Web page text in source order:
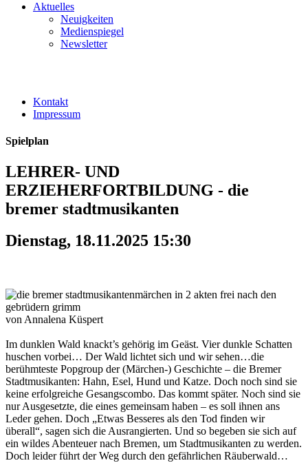
Aktuelles
Neuigkeiten
Medienspiegel
Newsletter
Kontakt
Impressum
Spielplan
LEHRER- UND
ERZIEHERFORTBILDUNG - die
bremer stadtmusikanten
Dienstag, 18.11.2025 15:30
märchen in 2 akten frei nach den
gebrüdern grimm
von Annalena Küspert
Im dunklen Wald knackt’s gehörig im Geäst. Vier dunkle Schatten
huschen vorbei… Der Wald lichtet sich und wir sehen…die
berühmteste Popgroup der (Märchen-) Geschichte – die Bremer
Stadtmusikanten: Hahn, Esel, Hund und Katze. Doch noch sind sie
keine erfolgreiche Gesangscombo. Das kommt später. Noch sind sie
nur Ausgesetzte, die eines gemeinsam haben – es soll ihnen ans
Leder gehen. Doch „Etwas Besseres als den Tod finden wir
überall“, sagen sich die Ausrangierten. Und so begeben sie sich auf
ein wildes Abenteuer nach Bremen, um Stadtmusikanten zu werden.
Doch leider führt der Weg durch den gefährlichen Räuberwald…